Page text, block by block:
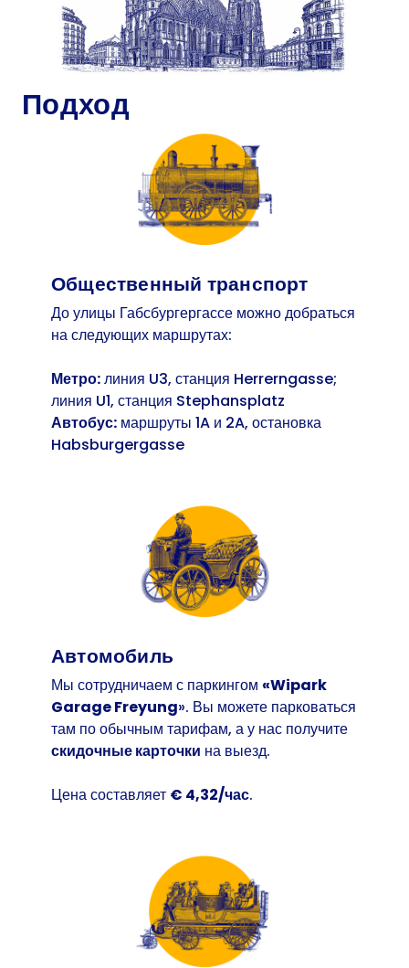
Подход
Общественный транспорт
До улицы Габсбургергассе можно добраться
на следующих маршрутах:
Метро:линия U3, станция Herrerngasse;
линия U1, станция Stephansplatz
Автобус: маршруты 1A и 2A, остановка
Habsburgergasse
Автомобиль
Мы сотрудничаем с паркингом «Wipark
Garage Freyung». Вы можете парковаться
там по обычным тарифам, а у нас получите
скидочные карточки на выезд.
Цена составляет € 4,32/час.